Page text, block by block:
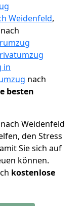
Weidenfeld,
in
nach
besten
Weidenfeld
den Stress
Sie sich auf
können.
kostenlose